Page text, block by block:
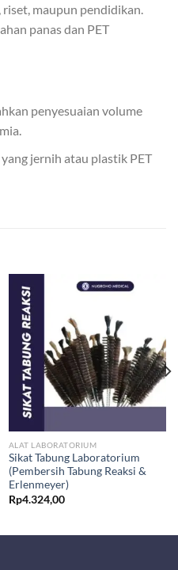
maupun pendidikan.
panas dan PET
penyesuaian volume
jernih atau plastik PET
ALAT LABORATORIUM
Sikat Tabung Laboratorium
(Pembersih Tabung Reaksi &
Erlenmeyer)
Rp4.324,00